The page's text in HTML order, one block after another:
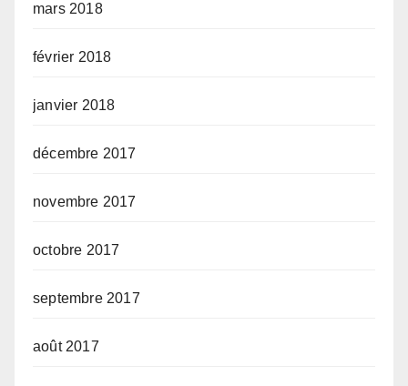
mars 2018
février 2018
janvier 2018
décembre 2017
novembre 2017
octobre 2017
septembre 2017
août 2017